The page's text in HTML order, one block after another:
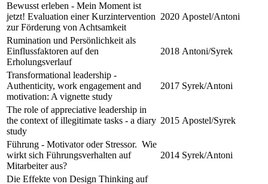
Bewusst erleben - Mein Moment ist
jetzt! Evaluation einer Kurzintervention
zur Förderung von Achtsamkeit
2020 Apostel/Antoni
Rumination und Persönlichkeit als
Einflussfaktoren auf den
Erholungsverlauf
2018 Antoni/Syrek
Transformational leadership -
Authenticity, work engagement and
motivation: A vignette study
2017 Syrek/Antoni
The role of appreciative leadership in
the context of illegitimate tasks - a diary
study
2015 Apostel/Syrek
Führung - Motivator oder Stressor. Wie
wirkt sich Führungsverhalten auf
Mitarbeiter aus?
2014 Syrek/Antoni
Die Effekte von Design Thinking auf